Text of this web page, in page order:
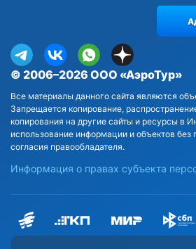
© 2006–2026 ООО «АэроТур»
Все материалы данного сайта являются
Запрещается копирование,
копирования на другие сайты и ресурсы в
использование информации и объектов без
согласия правообладателя.
Информация о правах субъекта